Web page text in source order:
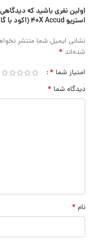
اولین نفری باشید که
استریو 40X Accud (اکود با گارانتی شرکتی) مدل SM40”
نشانی ایمیل شما منتشر
شده‌اند *
امتیاز شما *
دیدگاه شما *
نام *